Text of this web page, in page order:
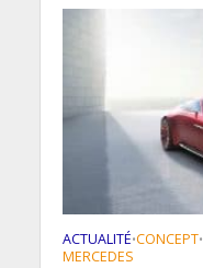
ACTUALITÉ•CONCEPT•
MERCEDES